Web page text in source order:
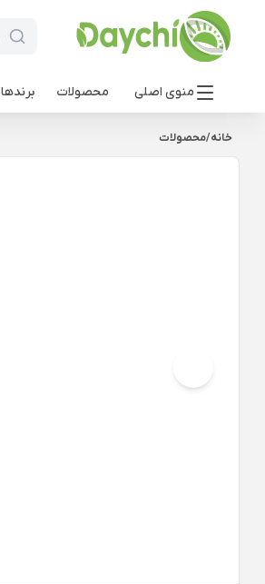
منوی اصلی محصولات برندها
خانه/محصولات